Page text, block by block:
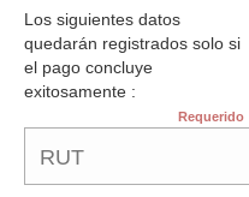
Los siguientes datos
quedarán registrados solo si
el pago concluye
exitosamente :
Requerido